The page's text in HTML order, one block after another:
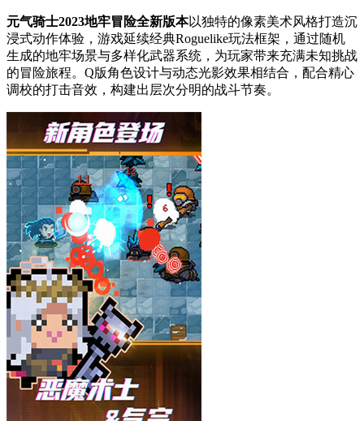
元气骑士2023地牢冒险全新版本以独特的像素美术风格打造沉
浸式动作体验，游戏延续经典Roguelike玩法框架，通过随机
生成的地牢场景与多样化武器系统，为玩家带来充满未知挑战
的冒险旅程。Q版角色设计与动态光影效果相结合，配合精心
调校的打击音效，构建出层次分明的战斗节奏。